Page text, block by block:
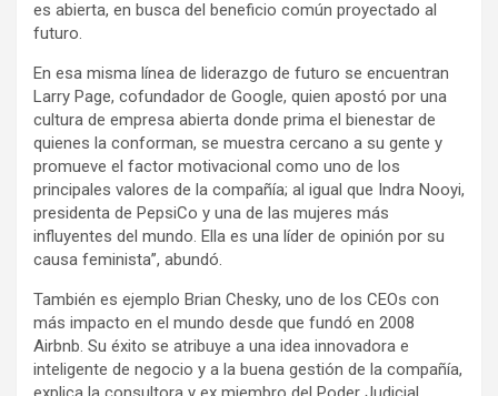
es abierta, en busca del beneficio común proyectado al
futuro.
En esa misma línea de liderazgo de futuro se encuentran
Larry Page, cofundador de Google, quien apostó por una
cultura de empresa abierta donde prima el bienestar de
quienes la conforman, se muestra cercano a su gente y
promueve el factor motivacional como uno de los
principales valores de la compañía; al igual que Indra Nooyi,
presidenta de PepsiCo y una de las mujeres más
influyentes del mundo. Ella es una líder de opinión por su
causa feminista”, abundó.
También es ejemplo Brian Chesky, uno de los CEOs con
más impacto en el mundo desde que fundó en 2008
Airbnb. Su éxito se atribuye a una idea innovadora e
inteligente de negocio y a la buena gestión de la compañía,